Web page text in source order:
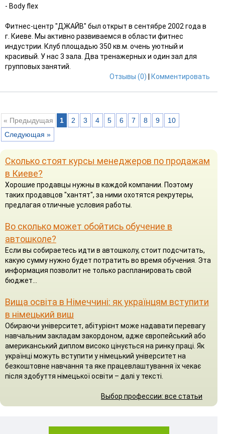
- Body flex
Фитнес-центр "ДЖАЙВ" был открыт в сентябре 2002 года в
г. Киеве. Мы активно развиваемся в области фитнес
индустрии. Клуб площадью 350 кв.м. очень уютный и
красивый. У нас 3 зала. Два тренажерных и один зал для
групповых занятий.
Отзывы (0)
Комментировать
« Предыдущая 1 2 3 4 5 6 7 8 9
10
Следующая »
Сколько стоят курсы менеджеров по продажам
в Киеве?
Хорошие продавцы нужны в каждой компании. Поэтому
таких продавцов "хантят", за ними охотятся рекрутеры,
предлагая отличные условия работы.
Во сколько может обойтись обучение в
автошколе?
Если вы собираетесь идти в автошколу, стоит подсчитать,
какую сумму нужно будет потратить во время обучения. Эта
информация позволит не только распланировать свой
бюджет...
Вища освіта в Німеччині: як українцям вступити
в німецький виш
Обираючи університет, абітурієнт може надавати перевагу
навчальним закладам закордоном, адже європейський або
американський диплом високо цінується на ринку праці. Як
українці можуть вступити у німецький університет на
безкоштовне навчання та яке працевлаштування їх чекає
після здобуття німецької освіти – далі у тексті.
Выбор профессии: все статьи